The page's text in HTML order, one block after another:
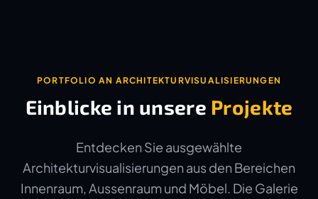
PORTFOLIO AN ARCHITEKTURVISUALISIERUNGEN
Einblicke in unsere Projekte
Entdecken Sie ausgewählte
Architekturvisualisierungen aus den Bereichen
Innenraum, Aussenraum und Möbel. Die Galerie